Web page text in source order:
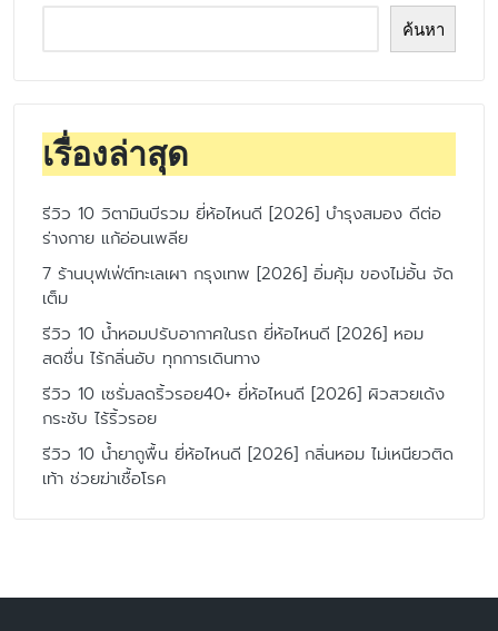
ค้นหา
เรื่องล่าสุด
รีวิว 10 วิตามินบีรวม ยี่ห้อไหนดี [2026] บำรุงสมอง ดีต่อ
ร่างกาย แก้อ่อนเพลีย
7 ร้านบุฟเฟ่ต์ทะเลเผา กรุงเทพ [2026] อิ่มคุ้ม ของไม่อั้น จัด
เต็ม
รีวิว 10 น้ำหอมปรับอากาศในรถ ยี่ห้อไหนดี [2026] หอม
สดชื่น ไร้กลิ่นอับ ทุกการเดินทาง
รีวิว 10 เซรั่มลดริ้วรอย40+ ยี่ห้อไหนดี [2026] ผิวสวยเด้ง
กระชับ ไร้ริ้วรอย
รีวิว 10 น้ำยาถูพื้น ยี่ห้อไหนดี [2026] กลิ่นหอม ไม่เหนียวติด
เท้า ช่วยฆ่าเชื้อโรค